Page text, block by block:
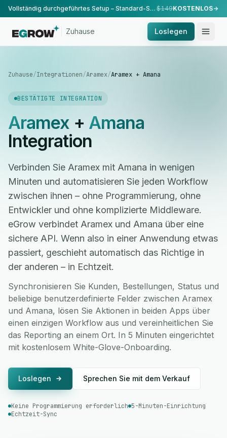
Vollständig durchgeführtes Setup – Standard-Setup, durchgeführt von unserem Team. $149KOSTENLOS
Zuhause Loslegen
Zuhause/Integrationen/Aramex/Aramex + Amana
BESTÄTIGTE INTEGRATION
Aramex+ Amana
Integration
Verbinden Sie Aramex mit Amana in wenigen
Minuten und automatisieren Sie jeden Workflow
zwischen ihnen – ohne Programmierung, ohne
Entwickler und ohne komplizierte Middleware.
eGrow verbindet Aramex und Amana über eine
sichere API. Wenn also in einer Anwendung etwas
passiert, geschieht automatisch das Richtige in
der anderen – in Echtzeit.
Synchronisieren Sie Kunden, Bestellungen, Status und
beliebige benutzerdefinierte Felder zwischen Aramex
und Amana, lösen Sie Aktionen in beiden Apps über
einen einzigen Workflow aus und vereinheitlichen Sie
das Reporting an einem Ort. In 5 Minuten eingerichtet
mit kostenlosem White-Glove-Onboarding.
Loslegen Sprechen Sie mit dem Verkauf
Keine Programmierung erforderlich 5-Minuten-Einrichtung
Echtzeit-Sync